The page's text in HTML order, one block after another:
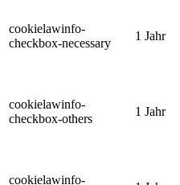
cookielawinfo-
checkbox-necessary
1 Jahr
cookielawinfo-
checkbox-others
1 Jahr
cookielawinfo-